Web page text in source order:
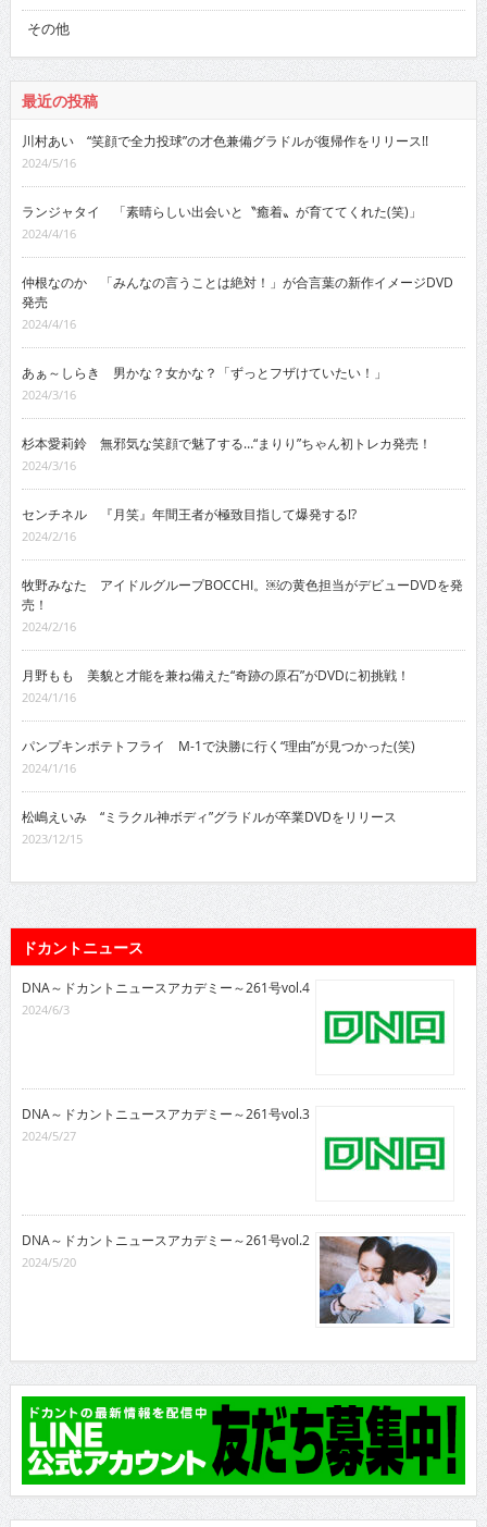
その他
最近の投稿
川村あい “笑顔で全力投球”の才色兼備グラドルが復帰作をリリース!!
2024/5/16
ランジャタイ 「素晴らしい出会いと〝癒着〟が育ててくれた(笑)」
2024/4/16
仲根なのか 「みんなの言うことは絶対！」が合言葉の新作イメージDVD
発売
2024/4/16
あぁ～しらき 男かな？女かな？「ずっとフザけていたい！」
2024/3/16
杉本愛莉鈴 無邪気な笑顔で魅了する…“まりり”ちゃん初トレカ発売！
2024/3/16
センチネル 『月笑』年間王者が極致目指して爆発する!?
2024/2/16
牧野みなた アイドルグループBOCCHI。￼の黄色担当がデビューDVDを発
売！
2024/2/16
月野もも 美貌と才能を兼ね備えた“奇跡の原石”がDVDに初挑戦！
2024/1/16
パンプキンポテトフライ M-1で決勝に行く“理由”が見つかった(笑)
2024/1/16
松嶋えいみ “ミラクル神ボディ”グラドルが卒業DVDをリリース
2023/12/15
ドカントニュース
DNA～ドカントニュースアカデミー～261号vol.4
2024/6/3
DNA～ドカントニュースアカデミー～261号vol.3
2024/5/27
DNA～ドカントニュースアカデミー～261号vol.2
2024/5/20